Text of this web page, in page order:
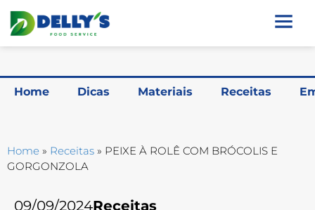
Home Dicas Materiais Receitas
Home » Receitas » PEIXE À ROLÊ COM BRÓCOLIS E
GORGONZOLA
09/09/2024Receitas